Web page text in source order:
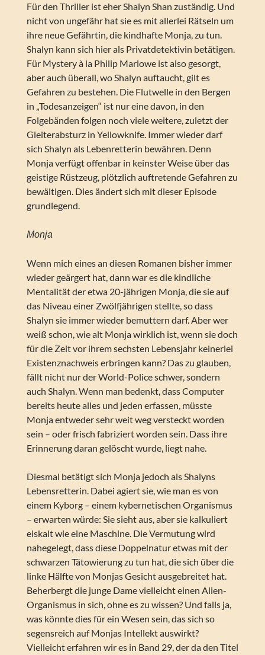
Für den Thriller ist eher Shalyn Shan zuständig. Und
nicht von ungefähr hat sie es mit allerlei Rätseln um
ihre neue Gefährtin, die kindhafte Monja, zu tun.
Shalyn kann sich hier als Privatdetektivin betätigen.
Für Mystery à la Philip Marlowe ist also gesorgt,
aber auch überall, wo Shalyn auftaucht, gilt es
Gefahren zu bestehen. Die Flutwelle in den Bergen
in „Todesanzeigen“ ist nur eine davon, in den
Folgebänden folgen noch viele weitere, zuletzt der
Gleiterabsturz in Yellowknife. Immer wieder darf
sich Shalyn als Lebenretterin bewähren. Denn
Monja verfügt offenbar in keinster Weise über das
geistige Rüstzeug, plötzlich auftretende Gefahren zu
bewältigen. Dies ändert sich mit dieser Episode
grundlegend.
Monja
Wenn mich eines an diesen Romanen bisher immer
wieder geärgert hat, dann war es die kindliche
Mentalität der etwa 20-jährigen Monja, die sie auf
das Niveau einer Zwölfjährigen stellte, so dass
Shalyn sie immer wieder bemuttern darf. Aber wer
weiß schon, wie alt Monja wirklich ist, wenn sie doch
für die Zeit vor ihrem sechsten Lebensjahr keinerlei
Existenznachweis erbringen kann? Das zu glauben,
fällt nicht nur der World-Police schwer, sondern
auch Shalyn. Wenn man bedenkt, dass Computer
bereits heute alles und jeden erfassen, müsste
Monja entweder sehr weit weg versteckt worden
sein – oder frisch fabriziert worden sein. Dass ihre
Erinnerung daran gelöscht wurde, liegt nahe.
Diesmal betätigt sich Monja jedoch als Shalyns
Lebensretterin. Dabei agiert sie, wie man es von
einem Kyborg – einem kybernetischen Organismus
– erwarten würde: Sie sieht aus, aber sie kalkuliert
eiskalt wie eine Maschine. Die Vermutung wird
nahegelegt, dass diese Doppelnatur etwas mit der
schwarzen Tätowierung zu tun hat, die sich über die
linke Hälfte von Monjas Gesicht ausgebreitet hat.
Beherbergt die junge Dame vielleicht einen Alien-
Organismus in sich, ohne es zu wissen? Und falls ja,
was könnte dies für ein Wesen sein, das sich so
segensreich auf Monjas Intellekt auswirkt?
Vielleicht erfahren wir es in Band 29, der da den Titel